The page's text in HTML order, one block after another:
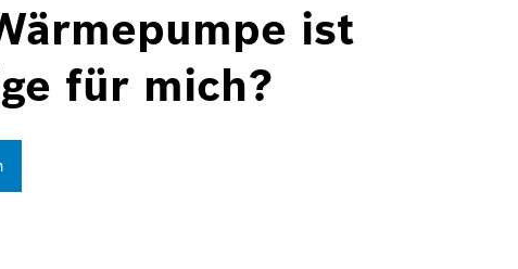
ist
für mich?